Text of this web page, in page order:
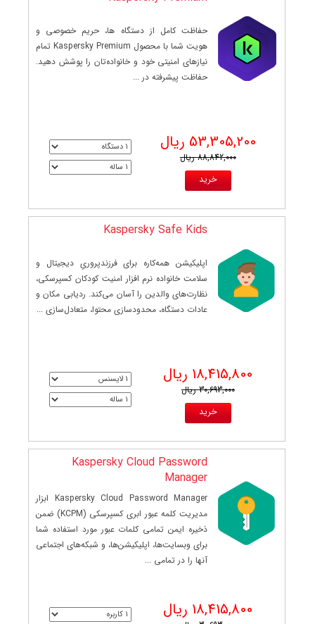
حفاظت کامل از دستگاه ها، حریم خصوصی و
هویت شما با محصول Kaspersky Premium تمام
نیازهای امنیتی خود و خانواده‌تان را پوشش دهید.
حفاظت پیشرفته در ...
53,305,200 ریال
88,842,000 ریال
Kaspersky Safe Kids
اپلیکیشن همه‌کاره برای فرزندپروریِ دیجیتال و
سلامت خانواده نرم افزار امنیت کودکان کسپرسکی،
نظارت‌های والدین را آسان می‌کند. ردیابی مکان و
عادات دستگاه، محدودسازی محتوا، متعادل‌سازی ...
18,415,800 ریال
30,693,000 ریال
Kaspersky Cloud Password
Manager
Kaspersky Cloud Password Manager ابزار
مدیریت کلمه عبور ابری کسپرسکی (KCPM) ضمن
ذخیره ایمن تمامی کلمات عبور مورد استفاده شما
برای وبسایت‌ها، اپلیکیشن‌ها، و شبکه‌های اجتماعی
آنها را در تمامی ...
18,415,800 ریال